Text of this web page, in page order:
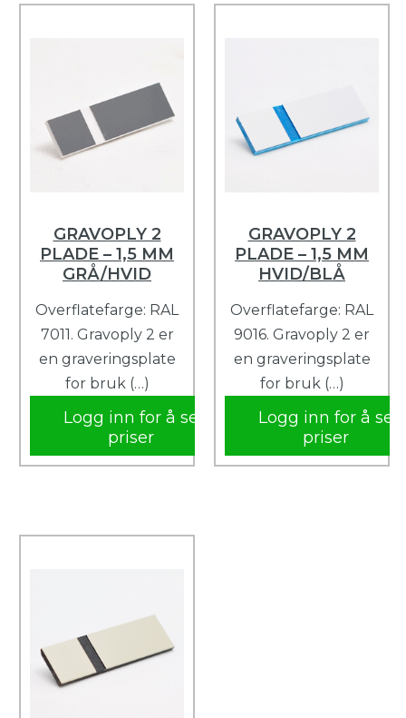
GRAVOPLY 2
PLADE – 1,5 MM
GRÅ/HVID
Overflatefarge: RAL
7011. Gravoply 2 er
en graveringsplate
for bruk (…)
Logg inn for å se
priser
GRAVOPLY 2
PLADE – 1,5 MM
HVID/BLÅ
Overflatefarge: RAL
9016. Gravoply 2 er
en graveringsplate
for bruk (…)
Logg inn for å se
priser